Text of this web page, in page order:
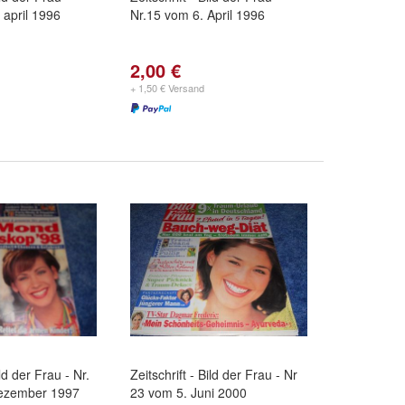
1996
Nr.15 vom 6. April 1996
2,00 €
+ 1,50 € Versand
der Frau - Nr.
1997
Zeitschrift - Bild der Frau - Nr
23 vom 5. Juni 2000